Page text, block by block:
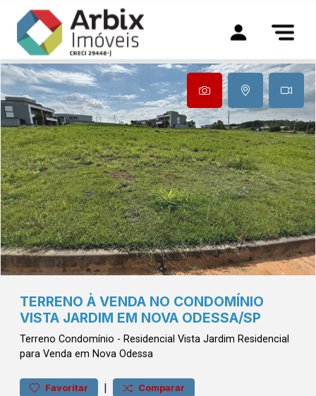
TERRENO À VENDA NO CONDOMÍNIO
VISTA JARDIM EM NOVA ODESSA/SP
Terreno Condomínio - Residencial Vista Jardim Residencial
para Venda em Nova Odessa
Favoritar | Comparar